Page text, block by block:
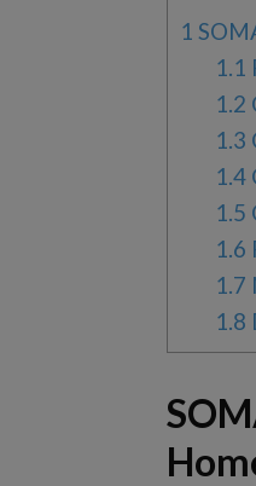
1
1.1
1.2
1.3
1.4
1.5
1.6
1.7
1.8